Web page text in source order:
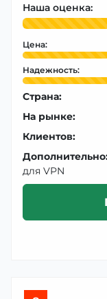
Наша оценка:
Цена:
Надежность:
Страна:
На рынке:
Клиентов:
для VPN